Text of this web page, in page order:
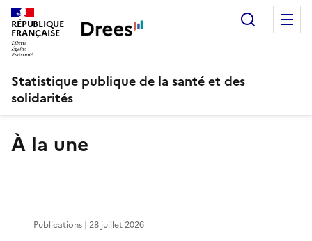
RÉPUBLIQUE
FRANÇAISE
Statistique publique de la santé et des
solidarités
À la une
Publications | 28 juillet 2026